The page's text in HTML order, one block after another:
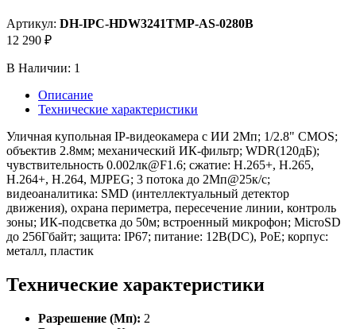
Артикул: DH-IPC-HDW3241TMP-AS-0280B
12 290 ₽
В Наличии: 1
Описание
Технические характеристики
Уличная купольная IP-видеокамера с ИИ 2Мп; 1/2.8" CMOS;
объектив 2.8мм; механический ИК-фильтр; WDR(120дБ);
чувствительность 0.002лк@F1.6; сжатие: H.265+, H.265,
H.264+, H.264, MJPEG; 3 потока до 2Мп@25к/с;
видеоаналитика: SMD (интеллектуальный детектор
движения), охрана периметра, пересечение линии, контроль
зоны; ИК-подсветка до 50м; встроенный микрофон; MicroSD
до 256Гбайт; защита: IP67; питание: 12В(DC), PoE; корпус:
металл, пластик
Технические характеристики
Разрешение (Мп): 2